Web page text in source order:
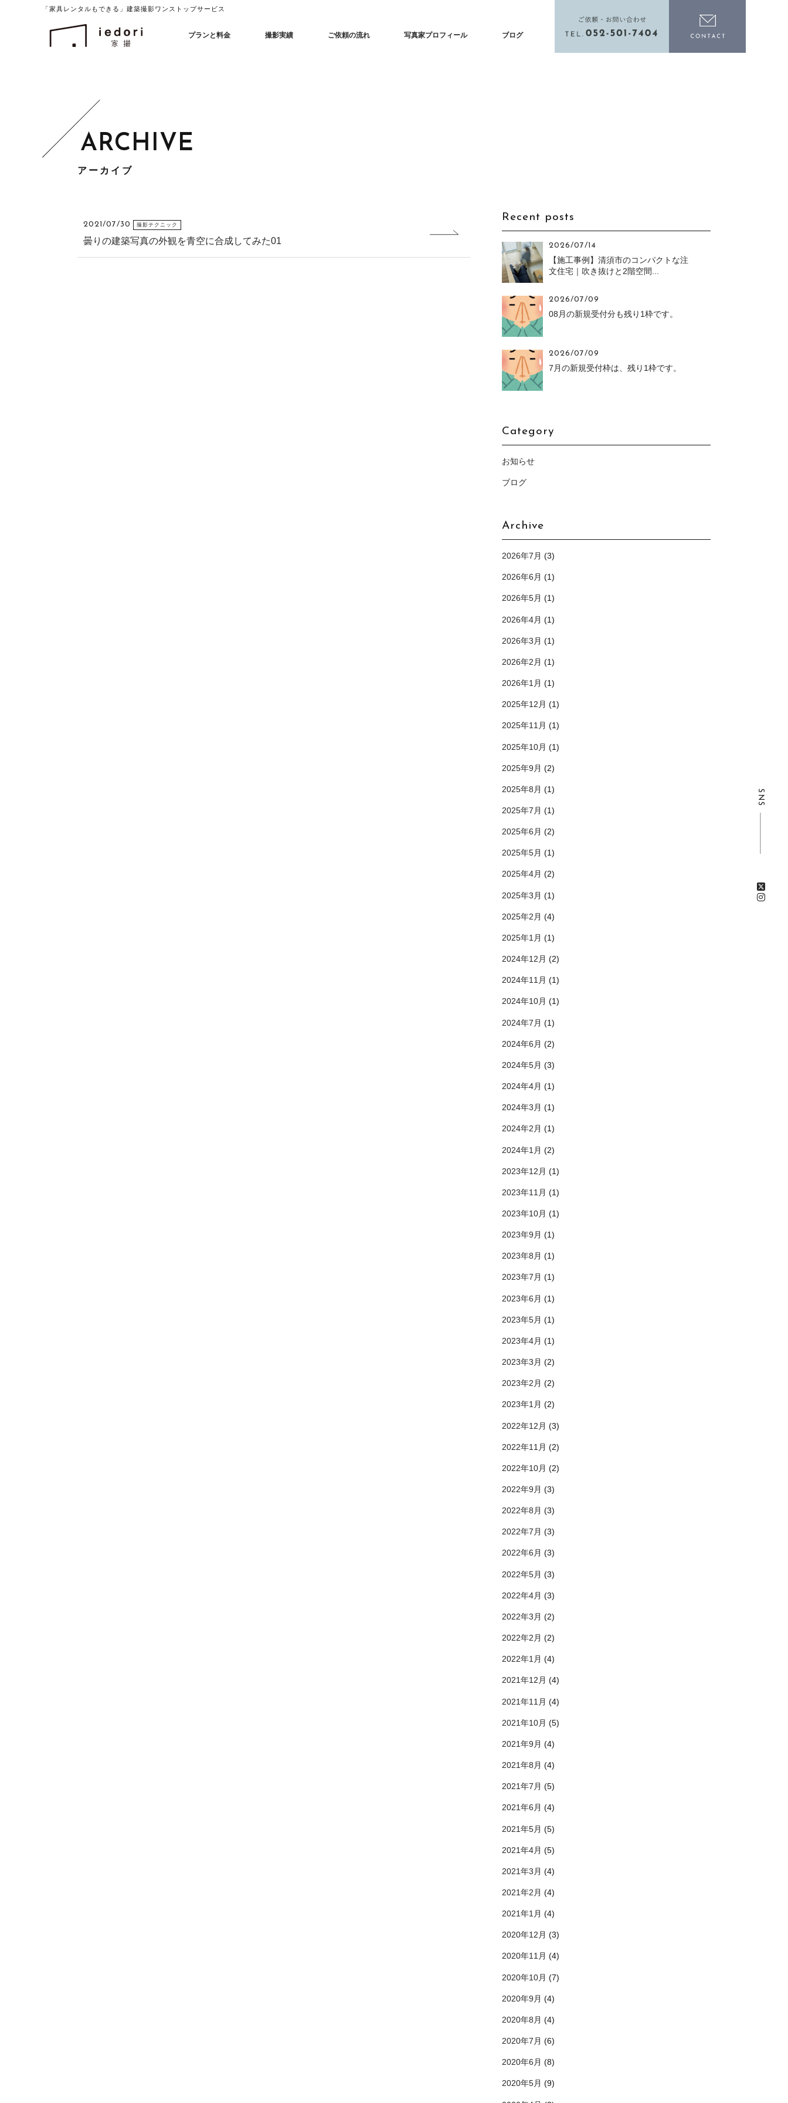
「家具レンタルもできる」建築撮影ワンストップサービス
プランと料金 撮影実績 ご依頼の流れ 写真家プロフィール ブログ
電話をかける
SNS
アーカイブ
2021/07/30 撮影テクニック
曇りの建築写真の外観を青空に合成してみた01
Recent posts
2026/07/14
【施工事例】清須市のコンパクトな注
文住宅｜吹き抜けと2階空間...
2026/07/09
08月の新規受付分も残り1枠です。
2026/07/09
7月の新規受付枠は、残り1枠です。
Category
お知らせ
ブログ
Archive
2026年7月 (3)
2026年6月 (1)
2026年5月 (1)
2026年4月 (1)
2026年3月 (1)
2026年2月 (1)
2026年1月 (1)
2025年12月 (1)
2025年11月 (1)
2025年10月 (1)
2025年9月 (2)
2025年8月 (1)
2025年7月 (1)
2025年6月 (2)
2025年5月 (1)
2025年4月 (2)
2025年3月 (1)
2025年2月 (4)
2025年1月 (1)
2024年12月 (2)
2024年11月 (1)
2024年10月 (1)
2024年7月 (1)
2024年6月 (2)
2024年5月 (3)
2024年4月 (1)
2024年3月 (1)
2024年2月 (1)
2024年1月 (2)
2023年12月 (1)
2023年11月 (1)
2023年10月 (1)
2023年9月 (1)
2023年8月 (1)
2023年7月 (1)
2023年6月 (1)
2023年5月 (1)
2023年4月 (1)
2023年3月 (2)
2023年2月 (2)
2023年1月 (2)
2022年12月 (3)
2022年11月 (2)
2022年10月 (2)
2022年9月 (3)
2022年8月 (3)
2022年7月 (3)
2022年6月 (3)
2022年5月 (3)
2022年4月 (3)
2022年3月 (2)
2022年2月 (2)
2022年1月 (4)
2021年12月 (4)
2021年11月 (4)
2021年10月 (5)
2021年9月 (4)
2021年8月 (4)
2021年7月 (5)
2021年6月 (4)
2021年5月 (5)
2021年4月 (5)
2021年3月 (4)
2021年2月 (4)
2021年1月 (4)
2020年12月 (3)
2020年11月 (4)
2020年10月 (7)
2020年9月 (4)
2020年8月 (4)
2020年7月 (6)
2020年6月 (8)
2020年5月 (9)